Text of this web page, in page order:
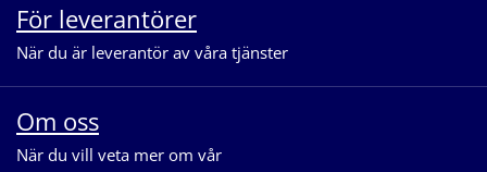
För leverantörer
När du är leverantör av våra tjänster
Om oss
När du vill veta mer om vår